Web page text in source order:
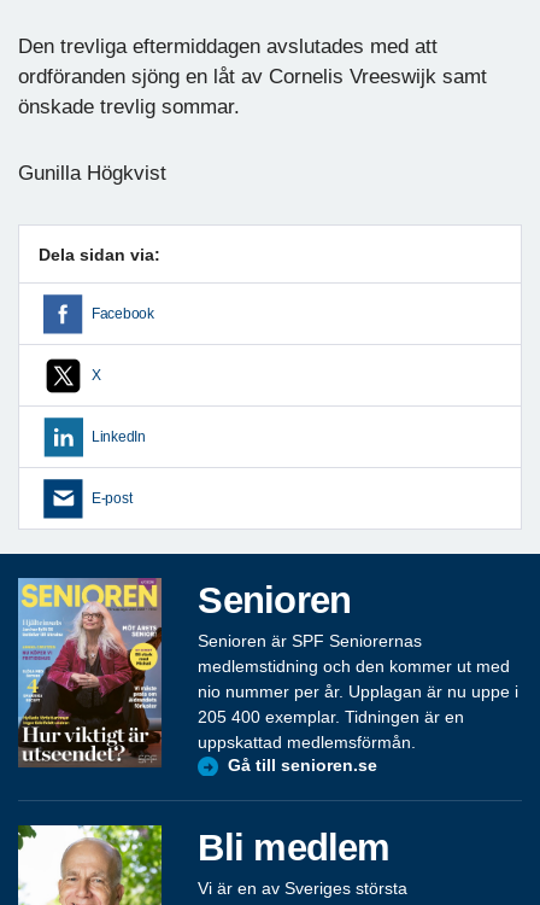
Den trevliga eftermiddagen avslutades med att
ordföranden sjöng en låt av Cornelis Vreeswijk samt
önskade trevlig sommar.
Gunilla Högkvist
Dela sidan via:
Facebook
X
LinkedIn
E-post
Senioren
Senioren är SPF Seniorernas
medlemstidning och den kommer ut med
nio nummer per år. Upplagan är nu uppe i
205 400 exemplar. Tidningen är en
uppskattad medlemsförmån.
Gå till senioren.se
Bli medlem
Vi är en av Sveriges största